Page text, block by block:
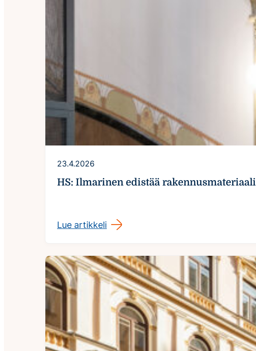
23.4.2026
HS: Ilmarinen edistää
Lue artikkeli